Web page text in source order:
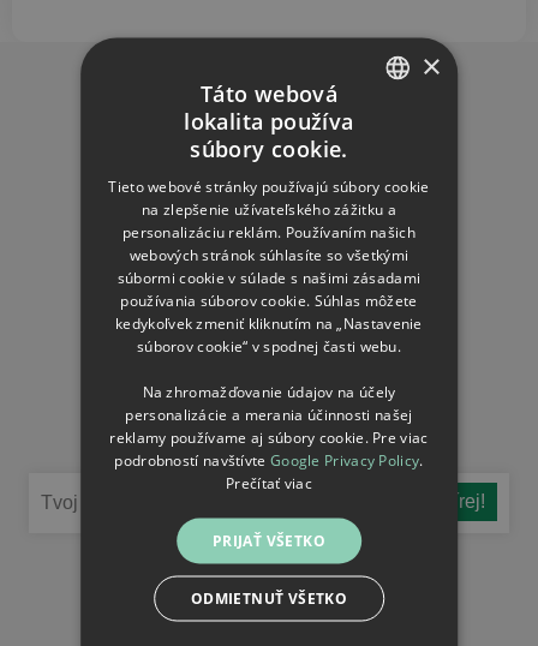
Dôležité info
Tabuľky veľkostí
Najčastejšie otázky
Doprava a platba
Obchodné podmienky
Reklamačný poriadok
Ochrana osobných údajov
Nastavení souborů cookie
Buď v obraze
Nenechaj si ujsť novinky
Sleduj nás na sieťach
×
Táto webová
lokalita používa
súbory cookie.
Tieto webové stránky používajú súbory cookie
na zlepšenie užívateľského zážitku a
personalizáciu reklám. Používaním našich
webových stránok súhlasíte so všetkými
súbormi cookie v súlade s našimi zásadami
používania súborov cookie. Súhlas môžete
kedykoľvek zmeniť kliknutím na „Nastavenie
súborov cookie“ v spodnej časti webu.
Na zhromažďovanie údajov na účely
personalizácie a merania účinnosti našej
reklamy používame aj súbory cookie. Pre viac
podrobností navštívte Google Privacy Policy.
Prečítať viac
PRIJAŤ VŠETKO
ODMIETNUŤ VŠETKO